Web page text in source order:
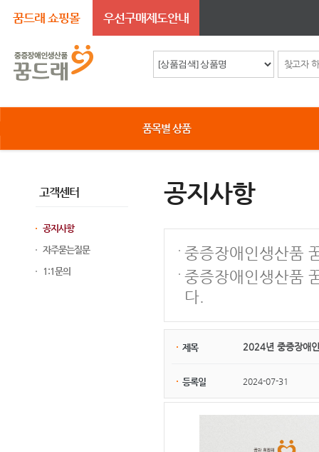
꿈드래 쇼핑몰 우선구매제도안내
품목별 상품
고객센터
공지사항
자주묻는질문
1:1문의
공지사항
중증장애인생산품
중증장애인생산품
다.
제목 2024년 중증장애
등록일 2024-07-31